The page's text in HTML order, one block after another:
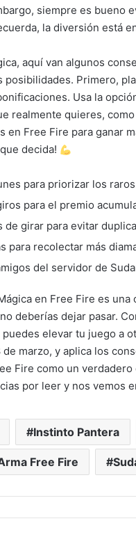
siempre es bueno
la diversión está
aquí van algunos
posibilidades. Primero,
Usa la
realmente quieres,
Free Fire para ganar
decida!
para priorizar los
para el premio
de girar para evitar
para recolectar más
del servidor de
en Free Fire es
deberías dejar pasar.
puedes elevar tu juego a
marzo, y aplica los
Fire como un verdadero
por leer y nos vemos
Instinto Pantera
Free Fire